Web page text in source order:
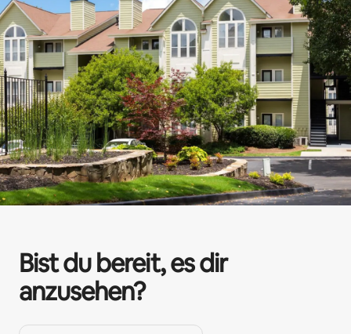
Bist du bereit, es dir
anzusehen?